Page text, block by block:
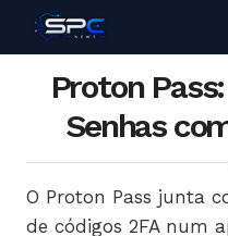
Proton
Senhas
O Proton Pass junta
de códigos 2FA num